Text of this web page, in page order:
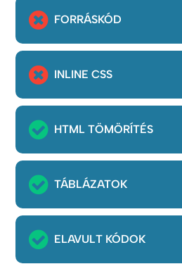
FORRÁSKÓD
INLINE CSS
HTML TÖMÖRÍTÉS
TÁBLÁZATOK
ELAVULT KÓDOK